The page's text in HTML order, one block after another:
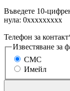
Въведете 10-
нула: 0ххххххххх
Телефон за
Известяване за
СМС
Имейл